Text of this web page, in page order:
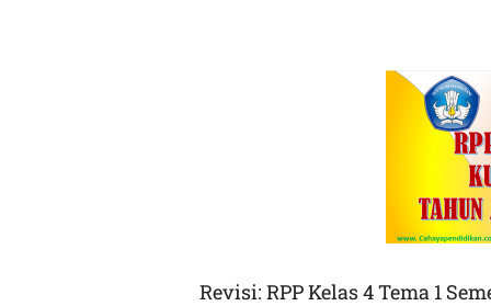
Revisi: RPP Kelas 4 Tema 1